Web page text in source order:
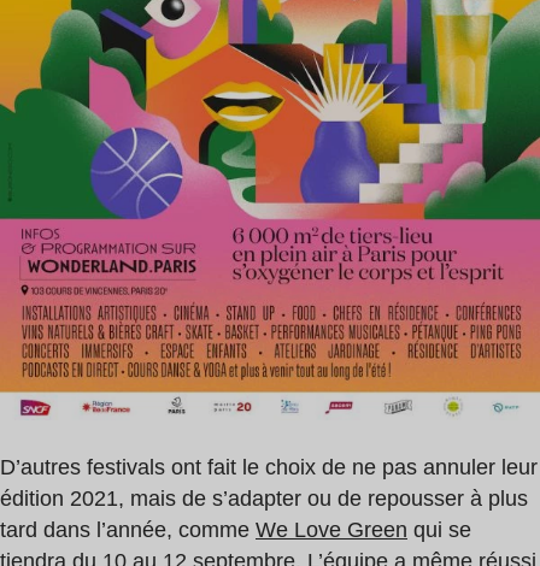
D’autres festivals ont fait le choix de ne pas annuler leur
édition 2021, mais de s’adapter ou de repousser à plus
tard dans l’année, comme We Love Green qui se
tiendra du 10 au 12 septembre. L’équipe a même réussi